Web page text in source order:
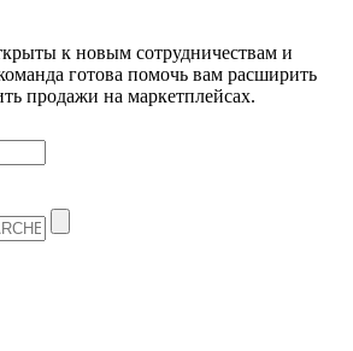
к новым сотрудничествам и
готова помочь вам расширить
продажи на маркетплейсах.